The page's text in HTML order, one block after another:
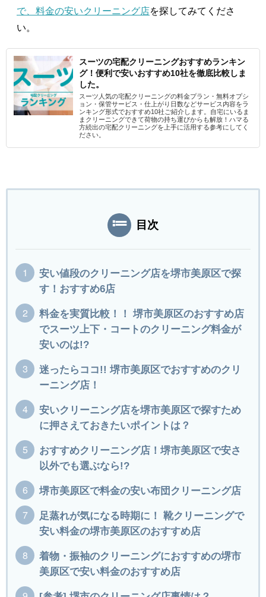
で、料金の安いクリーニング店を探してみてくださ
い。
スーツの宅配クリーニングおすすめランキン
グ！便利で安いおすすめ10社を徹底比較しま
した。
スーツ人気の宅配クリーニングの料金プラン・無料オプシ
ョン・保管サービス・仕上がり日数などサービス内容をラ
ンキング形式でおすすめ10社ご紹介します。自宅にいるま
まクリーニングできて荷物の持ち運びからも解放！ハマる
方続出の宅配クリーニングを上手に活用する参考にしてく
ださい。
目次
安い値段のクリーニング店を堺市美原区で探
す！おすすめ6店
料金を実質比較！！ 堺市美原区のおすすめ店
でスーツ上下・コートのクリーニング料金が
安いのは!?
迷ったらココ!! 堺市美原区でおすすめのクリ
ーニング店！
安いクリーニング店を堺市美原区で探すため
に押さえておきたいポイントは？
おすすめクリーニング店！堺市美原区で安さ
以外でも選ぶなら!?
堺市美原区で料金の安い布団クリーニング店
足蒸れが気になる時期に！ 靴クリーニングで
安い料金の堺市美原区のおすすめ店
着物・振袖のクリーニングにおすすめの堺市
美原区で安い料金のおすすめ店